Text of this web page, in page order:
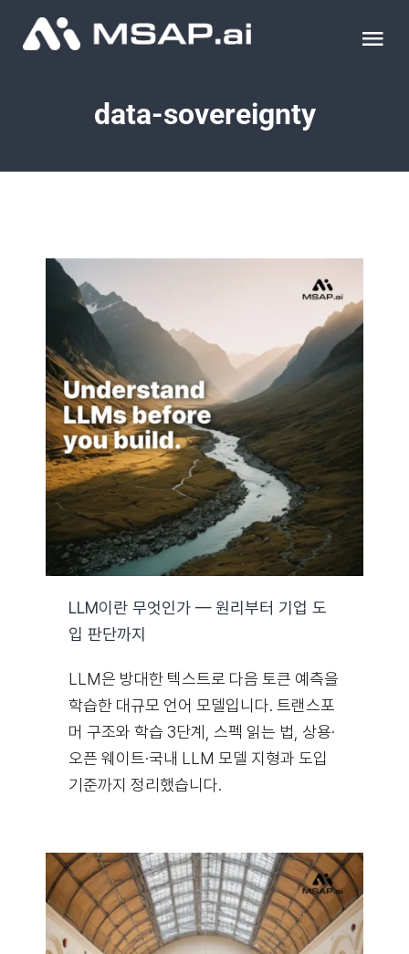
조달물품
이벤트 & 세미나
블로그
자료실
기술지원
Search
data-sovereignty
LLM이란 무엇인가 — 원리부터 기업 도
입 판단까지
LLM은 방대한 텍스트로 다음 토큰 예측을
학습한 대규모 언어 모델입니다. 트랜스포
머 구조와 학습 3단계, 스펙 읽는 법, 상용·
오픈 웨이트·국내 LLM 모델 지형과 도입
기준까지 정리했습니다.